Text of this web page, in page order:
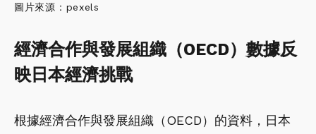
圖片來源：pexels
經濟合作與發展組織（OECD）數據反
映日本經濟挑戰
根據經濟合作與發展組織（OECD）的資料，日本